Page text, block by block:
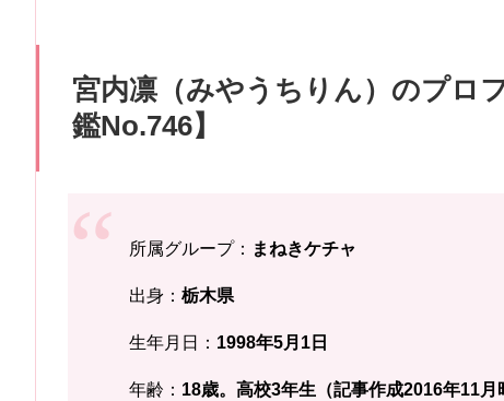
宮内凛（みやうちりん）のプロ
鑑No.746】
所属グループ： まねきケチャ
出身： 栃木県
生年月日： 1998年5月1日
年齢： 18歳。高校3年生（記事作成2016年11月